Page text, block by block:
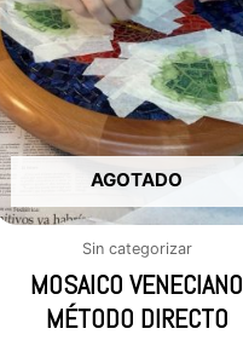
AGOTADO
Sin categorizar
MOSAICO VENECIANO
MÉTODO DIRECTO